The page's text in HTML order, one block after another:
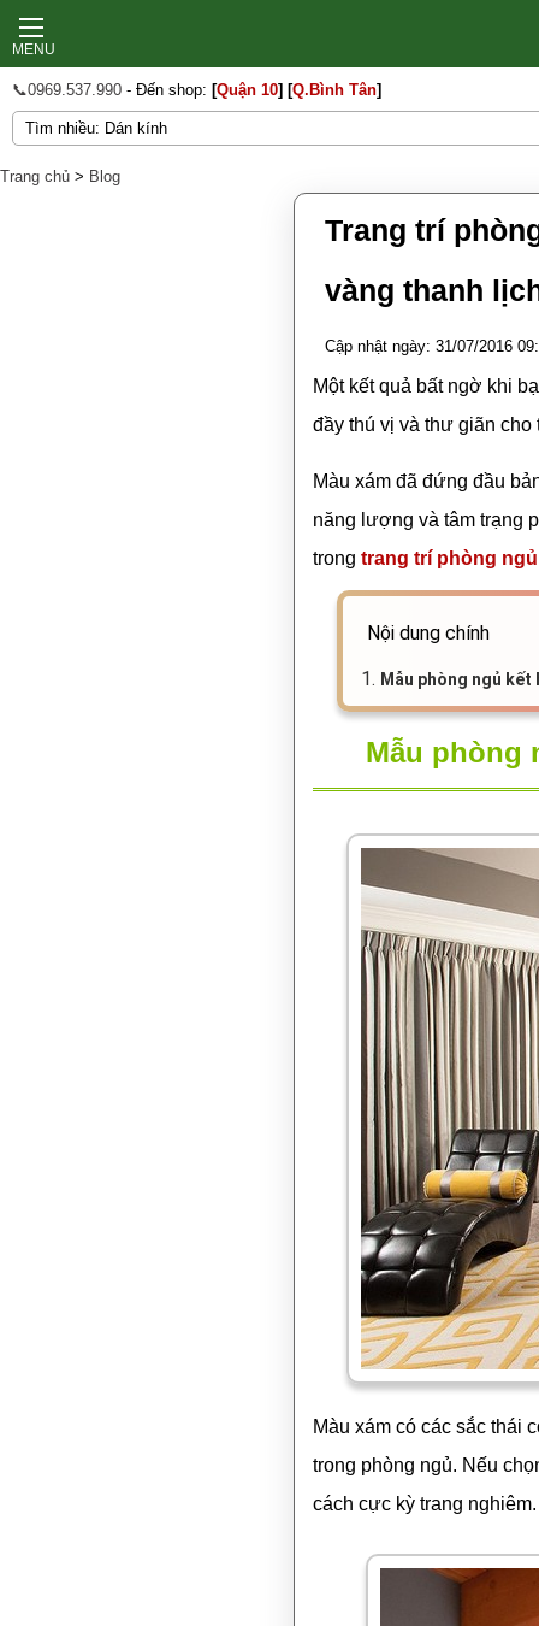
MENU
📞0969.537.990 - Đến shop: [Quận 10] [Q.Bình Tân]
Trang chủ > Blog
Trang trí
vàng thanh
Cập nhật ngày: 31/07/2016
Một kết quả bất ngờ khi
đầy thú vị và thư giãn
Màu xám đã đứng đầu
năng lượng và tâm trạng
trong trang trí phòng ngủ
Nội dung chính
1. Mẫu phòng ngủ kết
Mẫu phòng
Màu xám có các sắc thái
trong phòng ngủ. Nếu
cách cực kỳ trang nghiêm.